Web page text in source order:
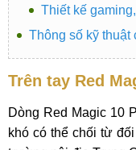
Thiết kế
Thông số kỹ thuật
Trên tay Red
Dòng Red Magic 10
khó có thể chối từ